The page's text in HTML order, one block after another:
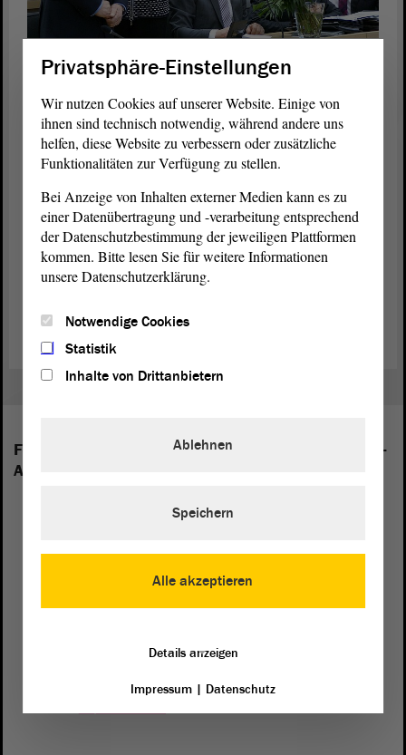
Wahlergebnisses: Mit 86 von 91 abgegeben Stimmen wurde
Anhalt gewählt. Foto: Stefanie Böhme
Zur Person: Dieter Steinecke
eine Enkeltochter. Seit 2001 ist er Landtagsabgeordneter, in der
laufendenLegislaturperiodewar er europapolitischer Sprecher der
CDU-Fraktion. Neben seiner Tätigkeit alsAbgeordneterengagiert
sich Steinecke unter anderem als Landesvorsitzender des Volksbunds
Deutsche Kriegsgräberfürsorge Sachsen-Anhalt e. V. und ist
Polnischen Gesellschaft e. V.
Folgende Fraktionen sind im Landtag von Sachsen-
Anhalt vertreten:
Privatsphäre-Einstellungen
Wir nutzen Cookies auf unserer Website. Einige von
ihnen sind technisch notwendig, während andere uns
helfen, diese Website zu verbessern oder zusätzliche
Funktionalitäten zur Verfügung zu stellen.
Bei Anzeige von Inhalten externer Medien kann es zu
einer Datenübertragung und -verarbeitung entsprechend
der Datenschutzbestimmung der jeweiligen Plattformen
kommen. Bitte lesen Sie für weitere Informationen
unsere Datenschutzerklärung.
Notwendige Cookies
Statistik
Inhalte von Drittanbietern
Alle akzeptieren
Ablehnen
Speichern
Details anzeigen
Impressum| Datenschutz